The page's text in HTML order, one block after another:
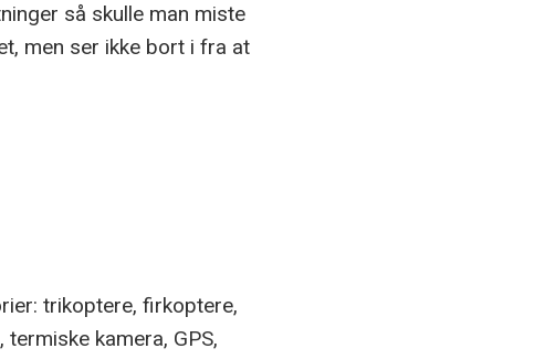
så skulle man miste
men ser ikke bort i fra at
trikoptere, firkoptere,
kamera, GPS,